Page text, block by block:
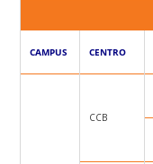
CAMPUS CENTRO
CCB